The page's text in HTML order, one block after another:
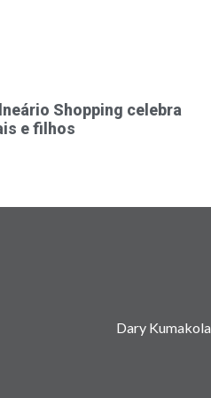
Shopping celebra
e filhos
Dary Kumakola